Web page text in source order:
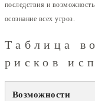
последствия и
осознание всех угроз.
Таблица
рисков
Возможности